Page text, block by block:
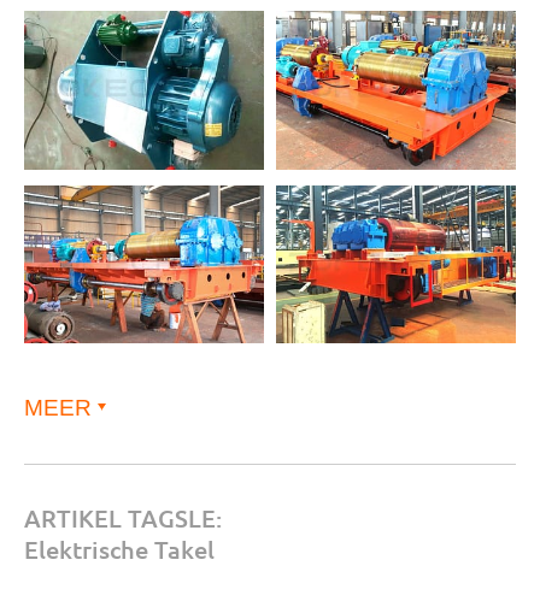
MEER
ARTIKEL TAGSLE:
Elektrische Takel